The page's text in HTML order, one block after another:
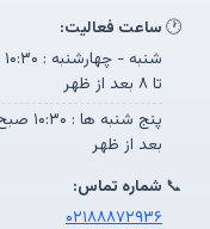
🕐 ساعت فعالیت:
تا ۸ بعد از ظهر
بعد از ظهر
📞 شماره تماس:
۰۲۱۸۸۸۷۲۹۳۶